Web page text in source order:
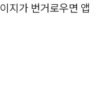
지가 번거로우면 앱